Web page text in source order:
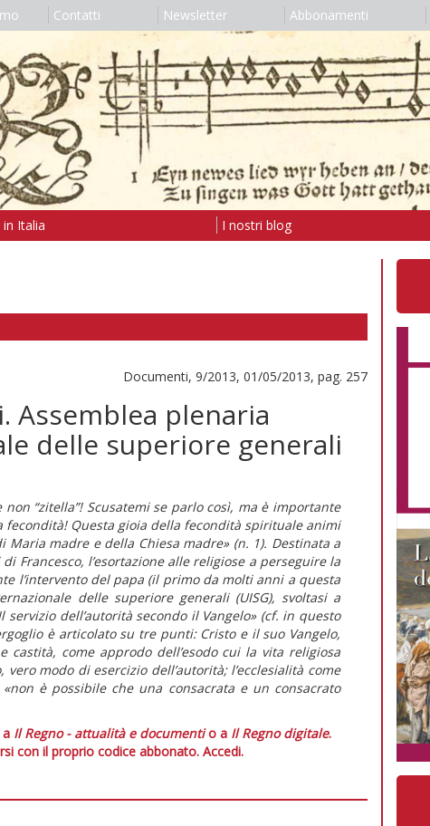
Contatti Newsletter Abbonamenti
in Italia I nostri blog
Documenti, 9/2013, 01/05/2013, pag. 257
Assemblea plenaria
delle superiore generali
“zitella”! Scusatemi se parlo così, ma è importante
Questa gioia della fecondità spirituale animi
madre e della Chiesa madre» (n. 1). Destinata a
Francesco, l’esortazione alle religiose a perseguire la
l’intervento del papa (il primo da molti anni a questa
delle superiore generali (UISG), svoltasi a
dell’autorità secondo il Vangelo» (cf. in questo
è articolato su tre punti: Cristo e il suo Vangelo,
come approdo dell’esodo cui la vita religiosa
modo di esercizio dell’autorità; l’ecclesialità come
è possibile che una consacrata e un consacrato
Il Regno - attualità e documentio a Il Regno digitale.
con il proprio codice abbonato. Accedi.